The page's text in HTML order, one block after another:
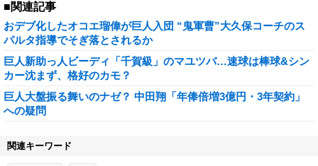
■関連記事
おデブ化したオコエ瑠偉が巨人入団 “鬼軍曹”大久保コーチのス
パルタ指導でそぎ落とされるか
巨人新助っ人ビーディ「千賀級」のマユツバ…速球は棒球&シン
カー沈まず、格好のカモ？
巨人大盤振る舞いのナゼ？ 中田翔「年俸倍増3億円・3年契約」
への疑問
関連キーワード